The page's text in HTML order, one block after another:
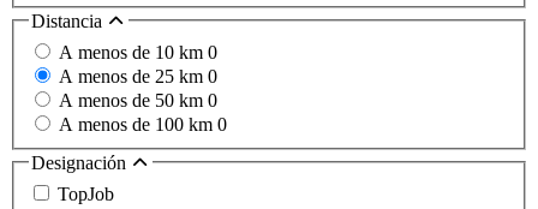
Distancia
A menos de 10 km 0
A menos de 25 km 0
A menos de 50 km 0
A menos de 100 km 0
Designación
TopJob